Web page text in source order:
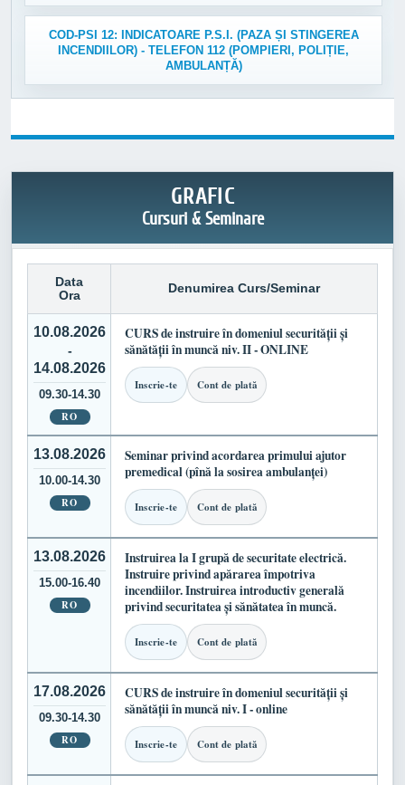
COD-PSI 12: INDICATOARE P.S.I. (PAZA ȘI STINGEREA
INCENDIILOR) - TELEFON 112 (POMPIERI, POLIȚIE,
AMBULANȚĂ)
GRAFIC
Cursuri & Seminare
Data
Ora
Denumirea Curs/Seminar
10.08.2026
-
14.08.2026
09.30-14.30
RO
CURS de instruire în domeniul securității și
sănătății în muncă niv. II - ONLINE
Inscrie-te Cont de plată
13.08.2026
10.00-14.30
RO
Seminar privind acordarea primului ajutor
premedical (pînă la sosirea ambulanței)
Inscrie-te Cont de plată
13.08.2026
15.00-16.40
RO
Instruirea la I grupă de securitate electrică.
Instruire privind apărarea împotriva
incendiilor. Instruirea introductiv generală
privind securitatea și sănătatea în muncă.
Inscrie-te Cont de plată
17.08.2026
09.30-14.30
RO
CURS de instruire în domeniul securității și
sănătății în muncă niv. I - online
Inscrie-te Cont de plată